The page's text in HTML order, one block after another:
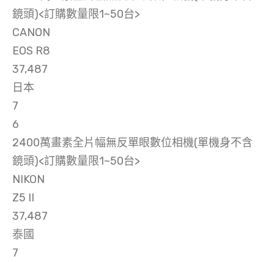
鏡頭)<訂購數量限1~50台>
CANON
EOS R8
37,487
日本
7
6
2400萬畫素全片幅無反單眼數位相機(單機身不含
鏡頭)<訂購數量限1~50台>
NIKON
Z5 II
37,487
泰國
7